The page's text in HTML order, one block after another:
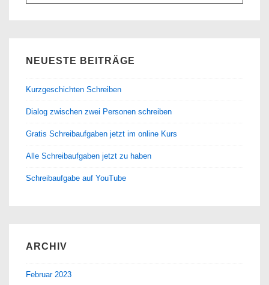
nach:
NEUESTE BEITRÄGE
Kurzgeschichten Schreiben
Dialog zwischen zwei Personen schreiben
Gratis Schreibaufgaben jetzt im online Kurs
Alle Schreibaufgaben jetzt zu haben
Schreibaufgabe auf YouTube
ARCHIV
Februar 2023